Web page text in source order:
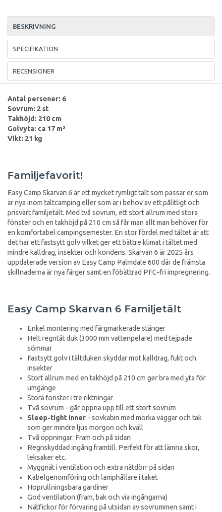
BESKRIVNING
SPECIFIKATION
RECENSIONER
Antal personer: 6
Sovrum: 2 st
Takhöjd: 210 cm
Golvyta: ca 17 m²
Vikt: 21 kg
Familjefavorit!
Easy Camp Skarvan 6 är ett mycket rymligt tält som passar er som
är nya inom tältcamping eller som är i behov av ett pålitligt och
prisvärt familjetält. Med två sovrum, ett stort allrum med stora
fönster och en takhöjd på 210 cm så får man allt man behöver för
en komfortabel campingsemester. En stor fördel med tältet är att
det har ett fastsytt golv vilket ger ett bättre klimat i tältet med
mindre kalldrag, insekter och kondens. Skarvan 6 är 2025 års
uppdaterade version av Easy Camp Palmdale 600 där de främsta
skillnaderna är nya färger samt en föbättrad PFC-fri impregnering.
Easy Camp Skarvan 6 Familjetält
Enkel montering med färgmarkerade stänger
Helt regntät duk (3000 mm vattenpelare) med tejpade
sömmar
Fastsytt golv i tältduken skyddar mot kalldrag, fukt och
insekter
Stort allrum med en takhöjd på 210 cm ger bra med yta för
umgänge
Stora fönster i tre riktningar
Två sovrum - går öppna upp till ett stort sovrum
Sleep-tight inner - sovkabin med mörka väggar och tak
som ger mindre ljus morgon och kväll
Två öppningar: Fram och på sidan
Regnskyddad ingång framtill. Perfekt för att lämna skor,
leksaker etc.
Myggnät i ventilation och extra nätdörr på sidan
Kabelgenomföring och lamphållare i taket
Hoprullningsbara gardiner
God ventilation (fram, bak och via ingångarna)
Nätfickor för förvaring på utsidan av sovrummen samt i